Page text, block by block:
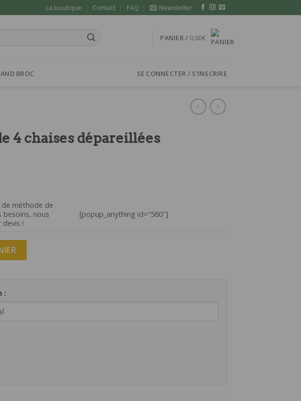
La boutique Contact FAQ Newsletter
PANIER / 0,00€
BROC SE CONNECTER / S’INSCRIRE
4 chaises dépareillées
de méthode de
besoins, nous
devis !
[popup_anything id="560"]
: